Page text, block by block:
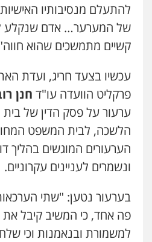
להתעלם מנסיבותיו
של המערער… אדם שנקלע
קשיים מתמשכים שהוא
עכשיו בצעד חריג, ועדת
פרקליט הוועדה עו"ד חנן
ערעור על פסק הדין של בית
הלשכה, לבית המשפט
הערעורים המוגשים בהליך
ונשמרים לעניינים עקרוניים.
בערעור נטען: "שתי
פה אחד, כי המשיב קיבל את
למשמורת ובנאמנות וכי